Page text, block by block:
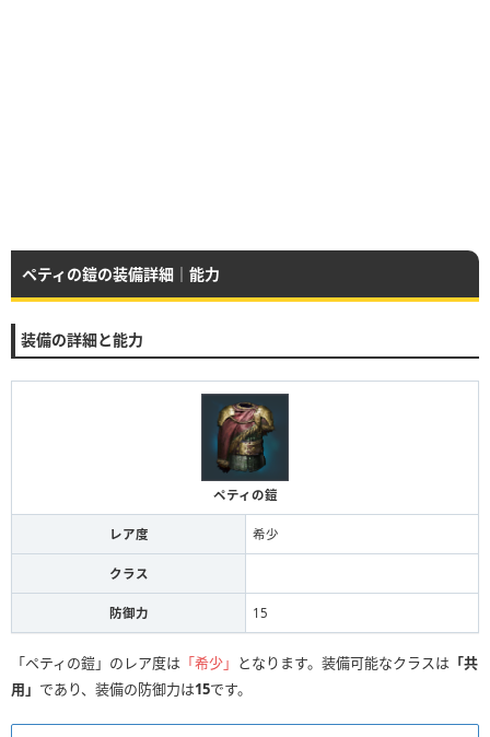
ペティの鎧の装備詳細｜能力
装備の詳細と能力
ペティの鎧
レア度 希少
クラス
防御力 15
「ペティの鎧」のレア度は 「希少」 となります。装備可能なクラスは 「共
用」 であり、装備の防御力は15です。